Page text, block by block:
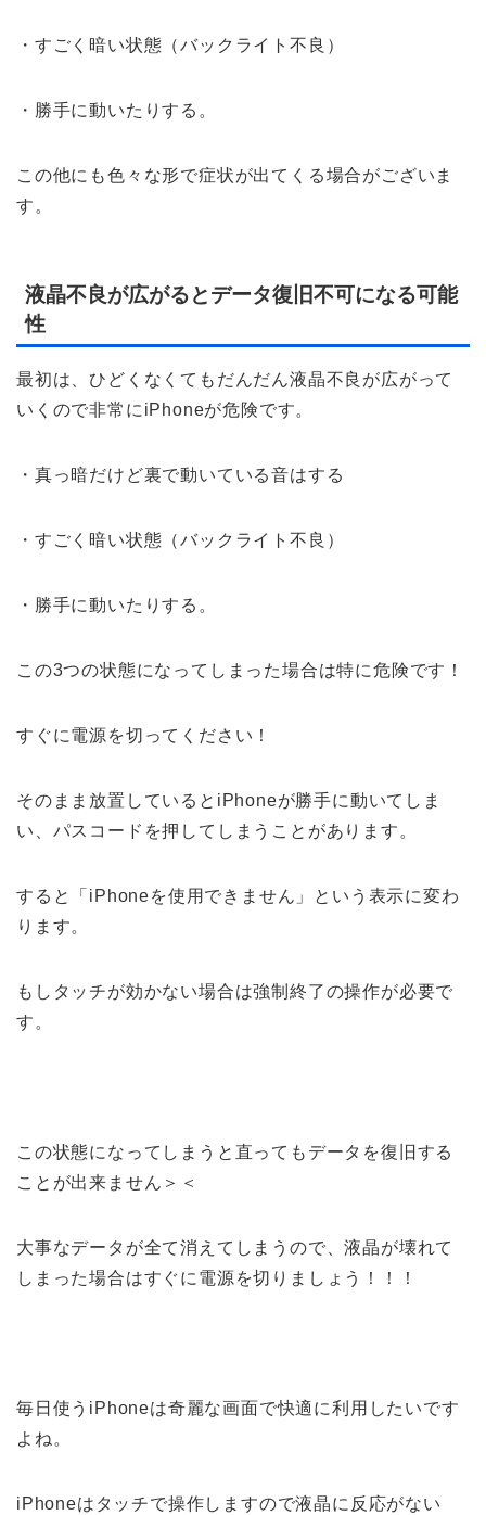
・すごく暗い状態（バックライト不良）
・勝手に動いたりする。
この他にも色々な形で症状が出てくる場合がございま
す。
液晶不良が広がるとデータ復旧不可になる可能
性
最初は、ひどくなくてもだんだん液晶不良が広がって
いくので非常にiPhoneが危険です。
・真っ暗だけど裏で動いている音はする
・すごく暗い状態（バックライト不良）
・勝手に動いたりする。
この3つの状態になってしまった場合は特に危険です！
すぐに電源を切ってください！
そのまま放置しているとiPhoneが勝手に動いてしま
い、パスコードを押してしまうことがあります。
すると「iPhoneを使用できません」という表示に変わ
ります。
もしタッチが効かない場合は強制終了の操作が必要で
す。
この状態になってしまうと直ってもデータを復旧する
ことが出来ません＞＜
大事なデータが全て消えてしまうので、液晶が壊れて
しまった場合はすぐに電源を切りましょう！！！
毎日使うiPhoneは奇麗な画面で快適に利用したいです
よね。
iPhoneはタッチで操作しますので液晶に反応がない